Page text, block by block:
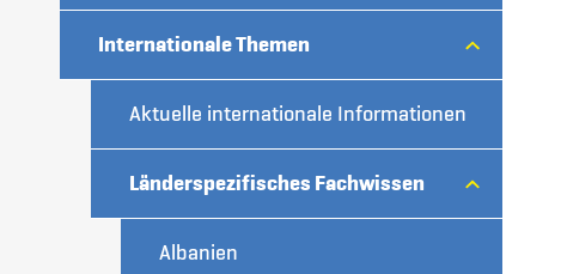
Internationale Themen
Aktuelle internationale Informationen
Länderspezifisches Fachwissen
Albanien